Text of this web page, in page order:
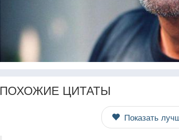
ПОХОЖИЕ ЦИТАТЫ
Показать